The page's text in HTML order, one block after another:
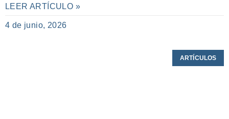
LEER ARTÍCULO »
4 de junio, 2026
ARTÍCULOS